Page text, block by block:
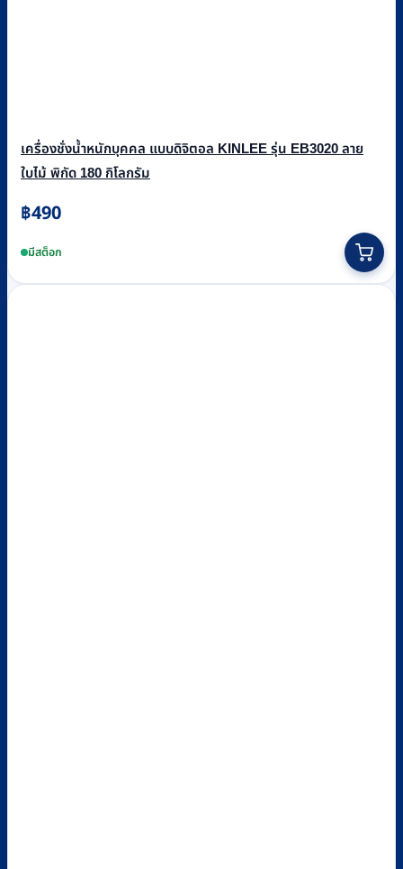
เครื่องชั่งน้ำหนักบุคคล แบบดิจิตอล KINLEE รุ่น EB3020 ลาย
ใบไม้ พิกัด 180 กิโลกรัม
฿490
มีสต็อก